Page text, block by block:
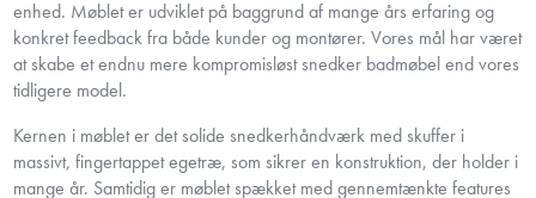
enhed. Møblet er udviklet på baggrund af mange års erfaring og
konkret feedback fra både kunder og montører. Vores mål har været
at skabe et endnu mere kompromisløst snedker badmøbel end vores
tidligere model.
Kernen i møblet er det solide snedkerhåndværk med skuffer i
massivt, fingertappet egetræ, som sikrer en konstruktion, der holder i
mange år. Samtidig er møblet spækket med gennemtænkte features